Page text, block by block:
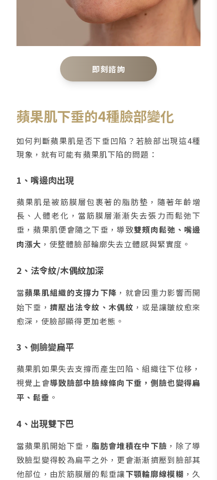
即刻諮詢
蘋果肌下垂的4種臉部變化
如何判斷蘋果肌是否下垂凹陷？若臉部出現這4種
現象，就有可能有蘋果肌下陷的問題：
1、嘴邊肉出現
蘋果肌是被筋膜層包裹著的脂肪墊，隨著年齡增
長、人體老化，當筋膜層漸漸失去張力而鬆弛下
垂，蘋果肌便會隨之下垂，導致雙頰肉鬆弛、嘴邊
肉漲大 ，使整體臉部輪廓失去立體感與緊實度。
2、法令紋/木偶紋加深
當蘋果肌組織的支撐力下降 ，就會因重力影響而開
始下垂， 擠壓出法令紋、木偶紋 ，或是讓皺紋愈來
愈深，使臉部顯得更加老態。
3、側臉變扁平
蘋果肌如果失去支撐而產生凹陷、組織往下位移，
視覺上會導致臉部中臉線條向下垂，側臉也變得扁
平、鬆垂 。
4、出現雙下巴
當蘋果肌開始下垂，脂肪會堆積在中下臉 ，除了導
致臉型變得較為扁平之外，更會漸漸擠壓到臉部其
他部位，由於筋膜層的鬆垂讓下顎輪廓線模糊 ，久